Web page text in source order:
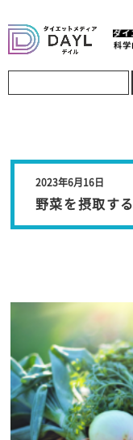
2023年6月16日
野菜を摂取する